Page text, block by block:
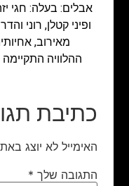
אבלים: בעלה: חגי
ופיני קטלן, רוני
מאירוב,
כתיבת
האימייל לא יוצג
התגובה שלך *